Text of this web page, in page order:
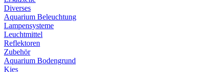
Diverses
Aquarium Beleuchtung
Lampensysteme
Leuchtmittel
Reflektoren
Zubehör
Aquarium Bodengrund
Kies